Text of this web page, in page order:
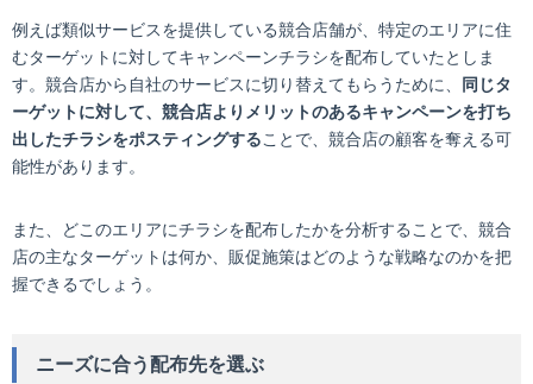
例えば類似サービスを提供している競合店舗が、特定のエリアに住
むターゲットに対してキャンペーンチラシを配布していたとしま
す。競合店から自社のサービスに切り替えてもらうために、
同じタ
ーゲットに対して、競合店よりメリットのあるキャンペーンを打ち
出したチラシをポスティングすることで、競合店の顧客を奪える可
能性があります。
また、どこのエリアにチラシを配布したかを分析することで、競合
店の主なターゲットは何か、販促施策はどのような戦略なのかを把
握できるでしょう。
ニーズに合う配布先を選ぶ